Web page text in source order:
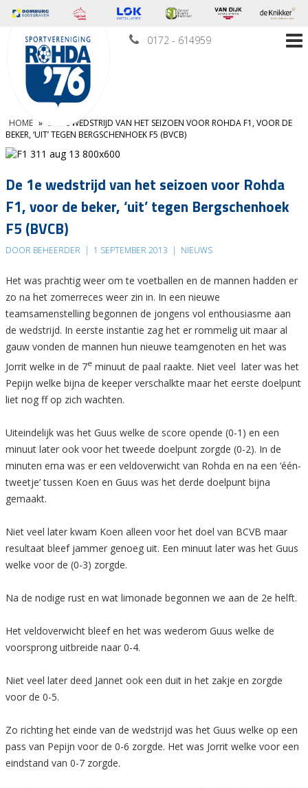
0172 - 614959
HOME » DE 1E WEDSTRIJD VAN HET SEIZOEN VOOR ROHDA F1, VOOR DE
BEKER, ‘UIT’ TEGEN BERGSCHENHOEK F5 (BVCB)
De 1e wedstrijd van het seizoen voor Rohda
F1, voor de beker, ‘uit’ tegen Bergschenhoek
F5 (BVCB)
DOOR BEHEERDER | 1 SEPTEMBER 2013 | NIEUWS
Het was prachtig weer om te voetballen en de mannen hadden er
zo na het zomerreces weer zin in. In een nieuwe
teamsamenstelling begonnen de jongens vol enthousiasme aan
de wedstrijd. In eerste instantie zag het er rommelig uit maar al
gauw vonden de mannen hun nieuwe teamgenoten en het was
Jorrit welke in de 7e minuut de paal raakte. Niet veel later was het
Pepijn welke bijna de keeper verschalkte maar het eerste doelpunt
liet nog ff op zich wachten.
Uiteindelijk was het Guus welke de score opende (0-1) en een
minuut later ook voor het tweede doelpunt zorgde (0-2). In de
minuten erna was er een veldoverwicht van Rohda en na een ‘één-
tweetje’ tussen Koen en Guus was het derde doelpunt bijna
gemaakt.
Niet veel later kwam Koen alleen voor het doel van BCVB maar
resultaat bleef jammer genoeg uit. Een minuut later was het Guus
welke voor de (0-3) zorgde.
Na de nodige rust en wat limonade begonnen we aan de 2e helft.
Het veldoverwicht bleef en het was wederom Guus welke de
voorsprong uitbreide naar 0-4.
Niet veel later deed Jannet ook een duit in het zakje en zorgde
voor de 0-5.
Zo richting het einde van de wedstrijd was het Guus welke op een
pass van Pepijn voor de 0-6 zorgde. Het was Jorrit welke voor een
eindstand van 0-7 zorgde.